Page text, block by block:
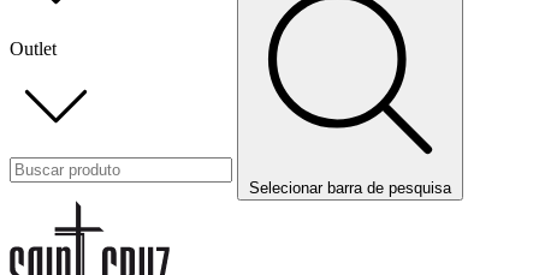
Outlet
Selecionar barra de pesquisa